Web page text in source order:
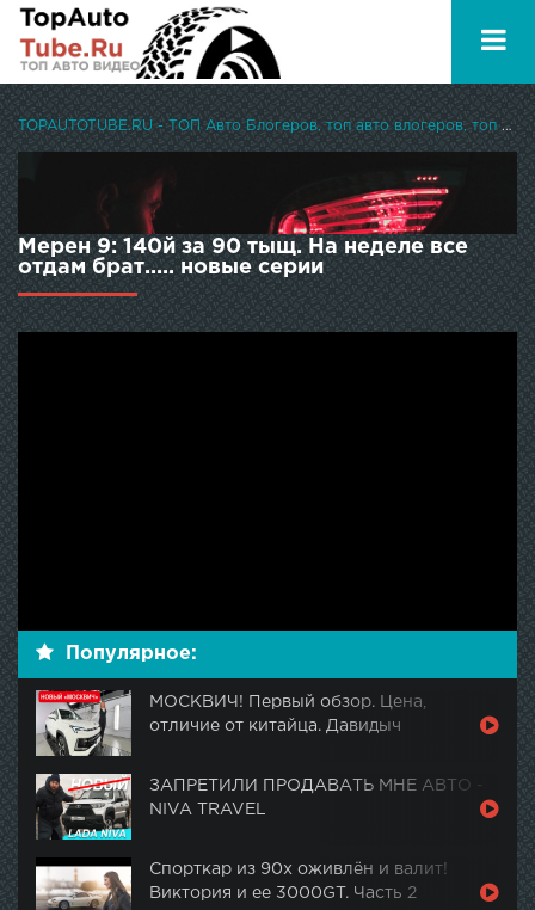
TOPAUTOTUBE.RU - ТОП Авто Блогеров, топ авто влогеров, топ авто ютуберов
Мерен 9: 140й за 90 тыщ. На неделе все
отдам брат..... новые серии
Популярное:
МОСКВИЧ! Первый обзор. Цена,
отличие от китайца. Давидыч
ЗАПРЕТИЛИ ПРОДАВАТЬ МНЕ АВТО -
NIVA TRAVEL
Спорткар из 90х оживлён и валит!
Виктория и ее 3000GT. Часть 2